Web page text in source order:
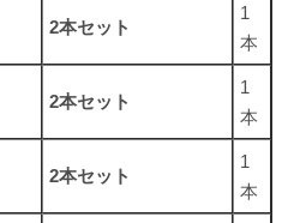
2本セット
1
本
2本セット
1
本
2本セット
1
本